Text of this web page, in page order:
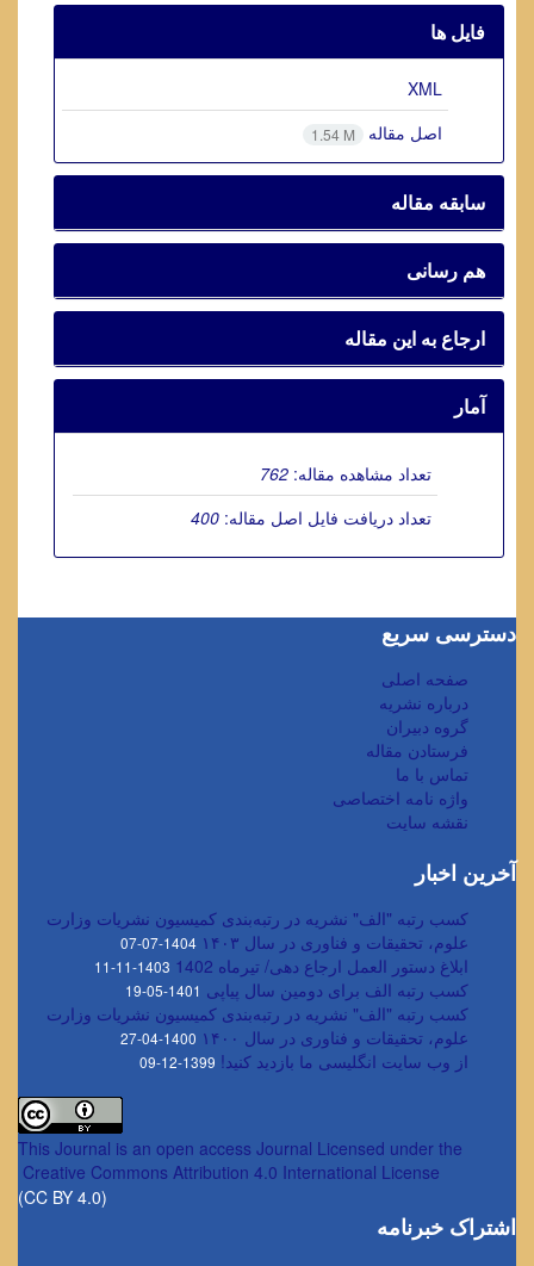
فایل ها
XML
اصل مقاله
1.54 M
سابقه مقاله
هم رسانی
ارجاع به این مقاله
آمار
تعداد مشاهده مقاله: 762
تعداد دریافت فایل اصل مقاله: 400
دسترسی سریع
صفحه اصلی
درباره نشریه
گروه دبیران
فرستادن مقاله
تماس با ما
واژه نامه اختصاصی
نقشه سایت
آخرین اخبار
کسب رتبه "الف" نشریه در رتبه‌بندی کمیسیون نشریات وزارت
علوم، تحقیقات و فناوری در سال ۱۴۰۳
1404-07-07
ابلاغ دستور العمل ارجاع دهی/ تیرماه 1402 1403-11-11
کسب رتبه الف برای دومین سال پیاپی 1401-05-19
کسب رتبه "الف" نشریه در رتبه‌بندی کمیسیون نشریات وزارت
علوم، تحقیقات و فناوری در سال ۱۴۰۰
1400-04-27
از وب سایت انگلیسی ما بازدید کنید! 1399-12-09
This Journal is an open access Journal Licensed under the
Creative Commons Attribution 4.0 International License
(CC BY 4.0)
اشتراک خبرنامه